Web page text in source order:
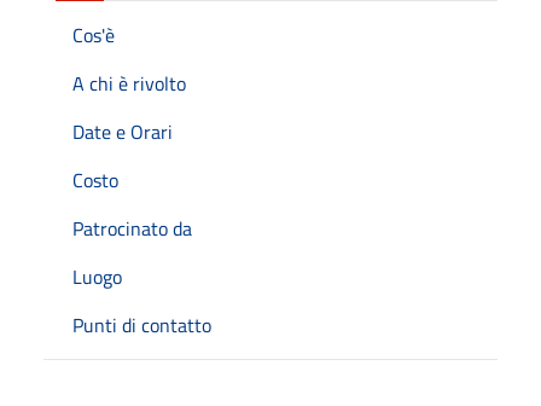
Cos'è
A chi è rivolto
Date e Orari
Costo
Patrocinato da
Luogo
Punti di contatto